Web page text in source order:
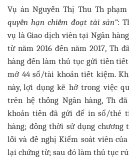
Vụ án Nguyễn Thị Thu Th
quyền hạn chiếm đoạt tài sản”:
vụ là Giao dịch viên tại Ngân
từ năm 2016 đến năm 2017, Th
hàng đến làm thủ tục gửi tiền
mở 44 sổ/tài khoản tiết kiệm.
này, lợi dụng kẽ hở trong việc
trên hệ thống Ngân hàng, Th
khoản tiền đã gửi để in sổ/thẻ
hàng; đồng thời sử dụng
lỗi và đề nghị Kiểm soát viên
lại chứng từ; sau đó làm thủ tục